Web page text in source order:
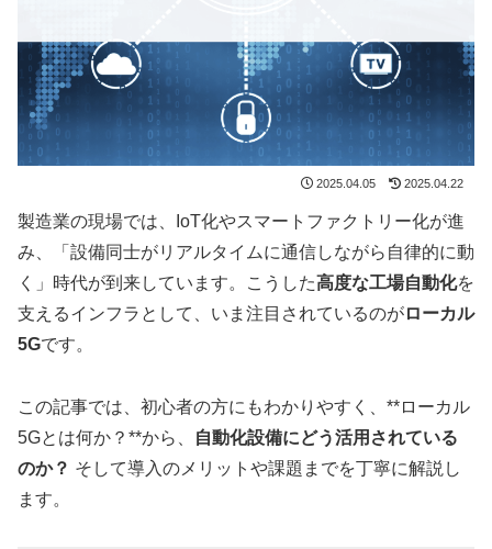
2025.04.05 2025.04.22
製造業の現場では、IoT化やスマートファクトリー化が進
み、「設備同士がリアルタイムに通信しながら自律的に動
く」時代が到来しています。こうした高度な工場自動化を
支えるインフラとして、いま注目されているのがローカル
5Gです。
この記事では、初心者の方にもわかりやすく、**ローカル
5Gとは何か？**から、
自動化設備にどう活用されている
のか？ そして導入のメリットや課題までを丁寧に解説し
ます。